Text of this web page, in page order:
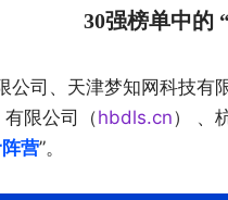
30强榜单中的
司、天津梦知网科技
限公司（hbdls.cn） 、
营”。